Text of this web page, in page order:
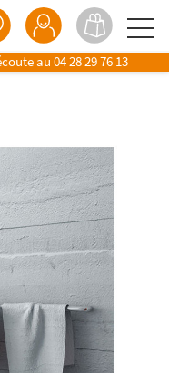
au 04 28 29 76 13